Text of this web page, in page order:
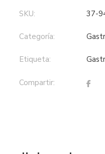
SKU: 37-
Categoría:
Etiqueta:
Compartir: